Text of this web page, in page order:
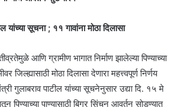
यांच्या सूचना ; ११ गावांना मोठा दिलासा
आणि ग्रामीण भागात निर्माण झालेल्या पिण्याच्या
जिल्ह्यासाठी मोठा दिलासा देणारा महत्त्वपूर्ण निर्णय
गुलाबराव पाटील यांच्या सूचनेनुसार उद्या दि. १५ मे
पाण्यासाठी बिगर सिंचन आवर्तन सोडण्यात